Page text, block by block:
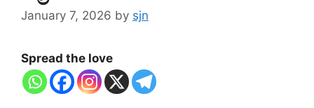
January 7, 2026 by sjn
Spread the love